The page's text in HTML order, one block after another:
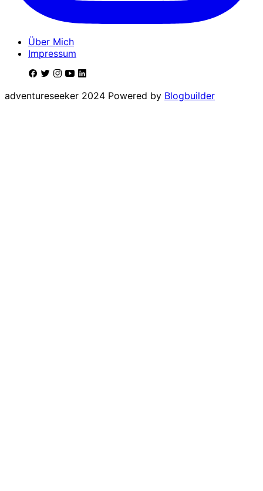
Über Mich
Impressum
adventureseeker 2024 Powered by Blogbuilder